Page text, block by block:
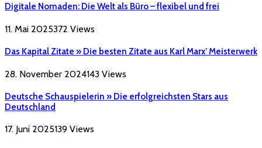
Digitale Nomaden: Die Welt als Büro – flexibel und frei
11. Mai 2025372 Views
Das Kapital Zitate » Die besten Zitate aus Karl Marx’ Meisterwerk
28. November 2024143 Views
Deutsche Schauspielerin » Die erfolgreichsten Stars aus
Deutschland
17. Juni 2025139 Views